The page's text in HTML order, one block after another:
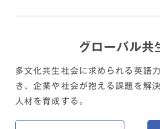
グローバル共
多文化共生社会に求められる英語
き、企業や社会が抱える課題を解
人材を育成する。